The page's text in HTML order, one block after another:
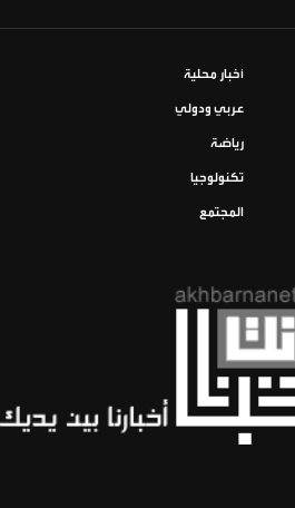
أخبار محلية
عربي ودولي
رياضة
تكنولوجيا
المجتمع